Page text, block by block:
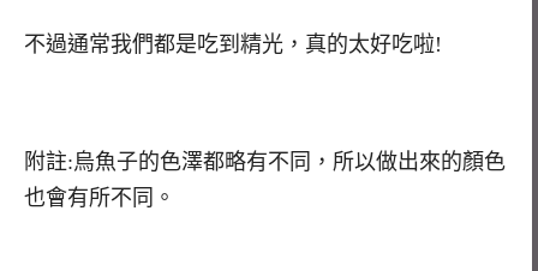
不過通常我們都是吃到精光，真的太好吃啦!
附註:烏魚子的色澤都略有不同，所以做出來的顏色
也會有所不同。